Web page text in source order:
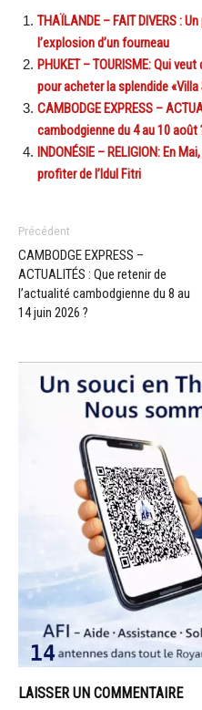
THAÏLANDE – FAIT DIVERS :
l’explosion d’un fourneau
PHUKET – TOURISME: Qui
pour acheter la splendide «Villa
CAMBODGE EXPRESS –
cambodgienne du 4 au 10 août
INDONÉSIE – RELIGION: En
profiter de l’Idul Fitri
Précédent
CAMBODGE EXPRESS –
ACTUALITÉS : Que retenir de
l’actualité cambodgienne du 8 au
14 juin 2026 ?
LAISSER UN COMMENTAIRE